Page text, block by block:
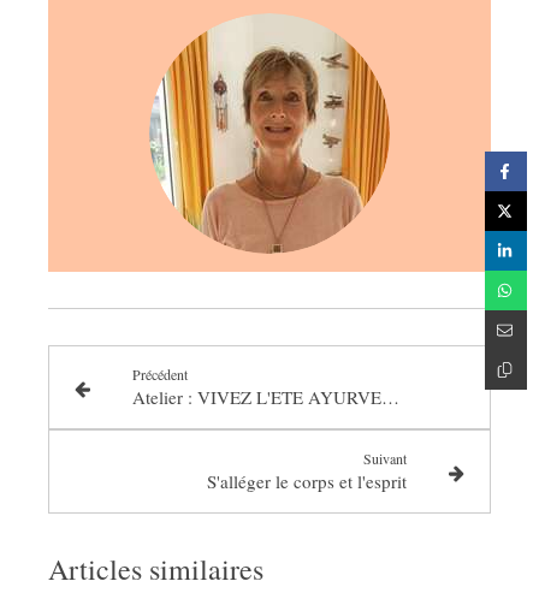
Précédent
Atelier : VIVEZ L'ETE AYURVEDIQUE
Suivant
S'alléger le corps et l'esprit
Articles similaires